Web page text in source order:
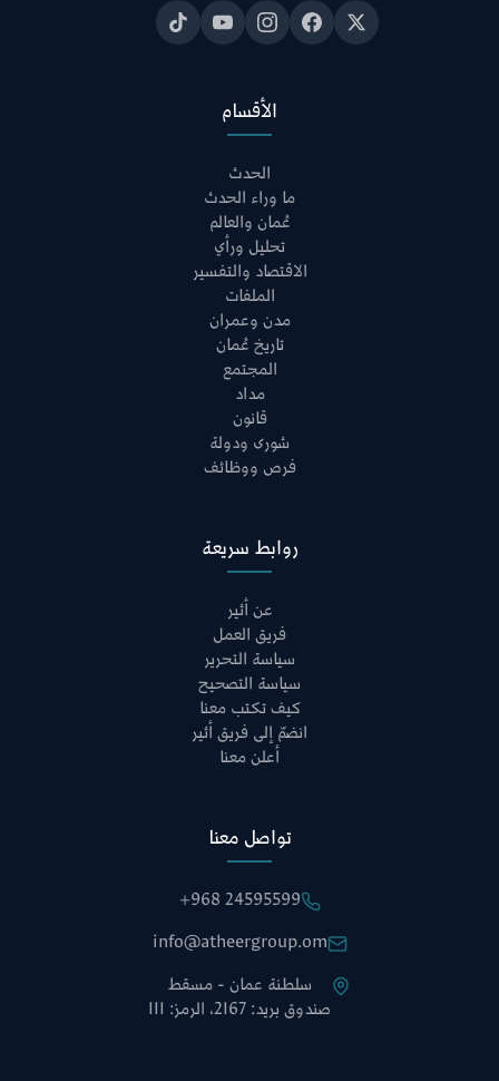
الأقسام
الحدث
ما وراء الحدث
عُمان والعالم
تحليل ورأي
الاقتصاد والتفسير
الملفات
مدن وعمران
تاريخ عُمان
المجتمع
مداد
قانون
شورى ودولة
فرص ووظائف
روابط سريعة
عن أثير
فريق العمل
سياسة التحرير
سياسة التصحيح
كيف تكتب معنا
انضمّ إلى فريق أثير
أعلن معنا
تواصل معنا
+968 24595599
info@atheergroup.om
سلطنة عمان - مسقط
صندوق بريد: 2167، الرمز: 111